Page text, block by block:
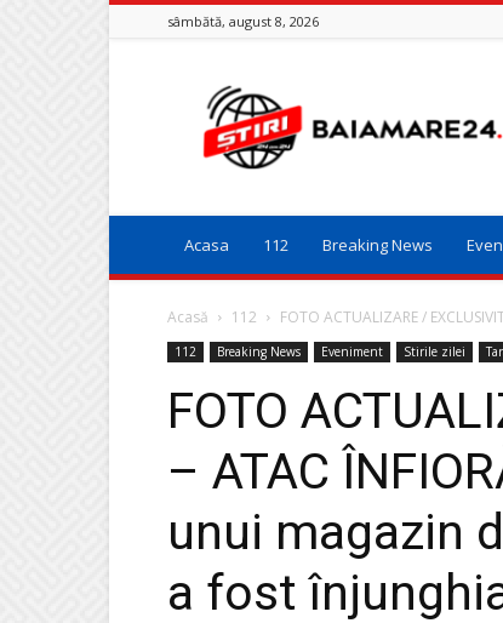
sâmbătă, august 8, 2026
Baia
Mare
24
Acasa 112 Breaking News
Acasă 112 FOTO ACTUALIZARE /
112 Breaking News Eveniment Stirile zilei
FOTO
– ATAC
unui magazin
a fost